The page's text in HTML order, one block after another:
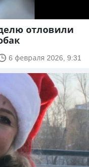
отловили
6 февраля 2026, 9:31